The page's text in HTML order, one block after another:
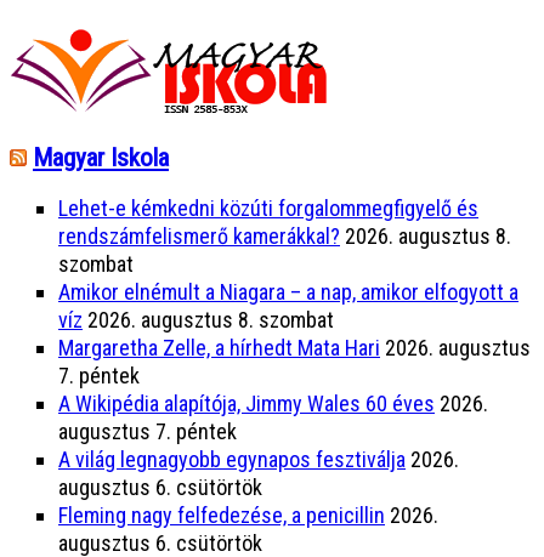
Magyar Iskola
Lehet-e kémkedni közúti forgalommegfigyelő és
rendszámfelismerő kamerákkal? 2026. augusztus 8.
szombat
Amikor elnémult a Niagara – a nap, amikor elfogyott a
víz 2026. augusztus 8. szombat
Margaretha Zelle, a hírhedt Mata Hari 2026. augusztus
7. péntek
A Wikipédia alapítója, Jimmy Wales 60 éves 2026.
augusztus 7. péntek
A világ legnagyobb egynapos fesztiválja 2026.
augusztus 6. csütörtök
Fleming nagy felfedezése, a penicillin 2026.
augusztus 6. csütörtök